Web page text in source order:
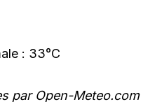
: 33°C
par Open-Meteo.com